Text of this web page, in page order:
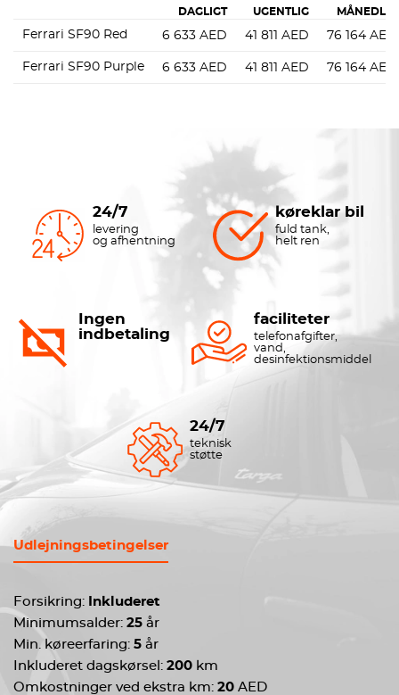
DAGLIGT UGENTLIG MÅNEDLIG
Ferrari SF90 Red 6 633 AED 41 811 AED 76 164 AED
Ferrari SF90 Purple 6 633 AED 41 811 AED 76 164 AED
24/7
levering
og afhentning
køreklar bil
fuld tank,
helt ren
Ingen
indbetaling
faciliteter
telefonafgifter,
vand,
desinfektionsmiddel
24/7
teknisk
støtte
Udlejningsbetingelser
Forsikring:
Inkluderet
Minimumsalder: 25 år
Min. køreerfaring: 5 år
Inkluderet dagskørsel: 200 km
Omkostninger ved ekstra km: 20 AED